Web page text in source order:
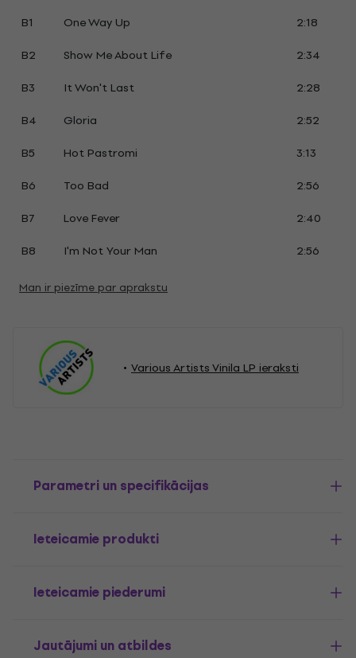
B1 One Way Up
2:18
B2
Show Me About Life
2:34
B3
It Won't Last
2:28
B4
Gloria
2:52
B5
Hot Pastromi
3:13
B6
Too Bad
2:56
B7
Love Fever
2:40
B8
I'm Not Your Man 2:56
Man ir piezīme par aprakstu
Various Artists Vinila LP ieraksti
Parametri un specifikācijas
Ieteicamie produkti
Ieteicamie piederumi
Jautājumi un atbildes